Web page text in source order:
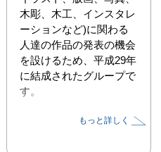
木彫、木工、インスタレ
ーションなど)に関わる
人達の作品の発表の機会
を設けるため、平成29年
に結成されたグループで
す。
年に一度、長島美術館で
もっと詳しく